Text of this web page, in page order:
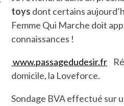
toys dont certains
Femme Qui Marche doit
connaissances !
www.passagedudesir.fr
domicile, la Loveforce.
Sondage BVA effectué sur